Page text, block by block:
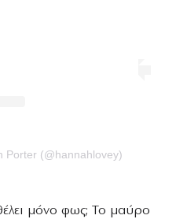
Porter (@hannahlovey)
μόνο φως; Το μαύρο